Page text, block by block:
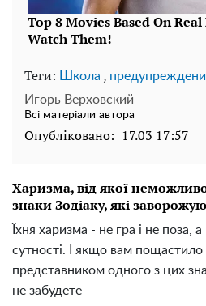
Теги: Школа ,
Игорь Верховский
Всі матеріали автора
Опубліковано: 17.03 17:57
Харизма, від якої
знаки Зодіаку, які
Їхня харизма - не гра і не поза,
сутності. І якщо вам пощастило
представником одного з цих
не забудете